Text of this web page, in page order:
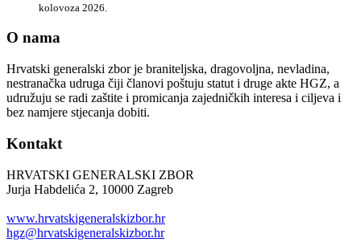
kolovoza 2026.
O nama
Hrvatski generalski zbor je braniteljska, dragovoljna, nevladina,
nestranačka udruga čiji članovi poštuju statut i druge akte HGZ, a
udružuju se radi zaštite i promicanja zajedničkih interesa i ciljeva i
bez namjere stjecanja dobiti.
Kontakt
HRVATSKI GENERALSKI ZBOR
Jurja Habdelića 2, 10000 Zagreb
www.hrvatskigeneralskizbor.hr
hgz@hrvatskigeneralskizbor.hr